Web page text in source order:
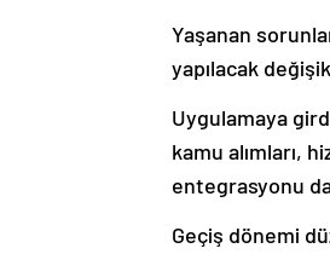
Yaşanan
yapılacak
Uygulamaya
kamu alımları,
entegrasyonu
Geçiş dönemi